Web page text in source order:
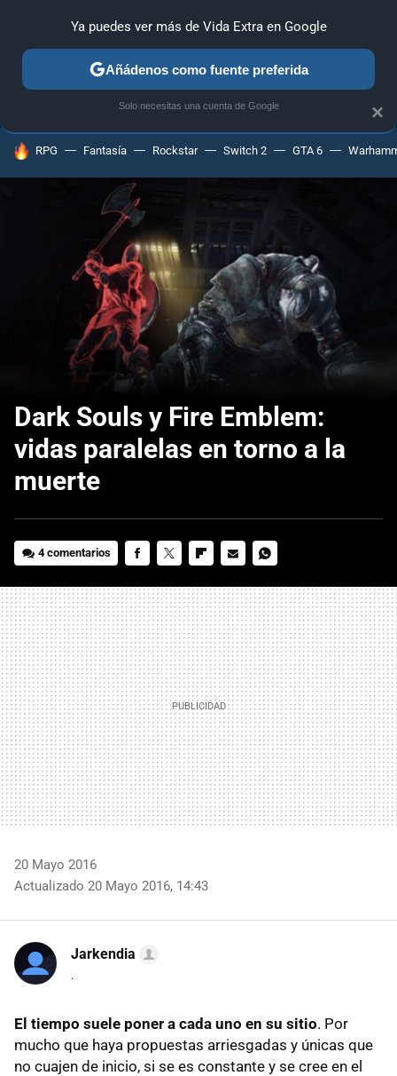
ANÁLISIS GUÍAS Y TRUCOS PC SONY NINTENDO
HOY SE HABLA DE
RPG Fantasía Rockstar Switch 2 GTA 6
Dark Souls y Fire Emblem:
vidas paralelas en torno a la
muerte
4 comentarios
MAIL
20 Mayo 2016
Actualizado 20 Mayo 2016, 14:43
Jarkendia
.
El tiempo suele poner a cada uno en su sitio. Por
mucho que haya propuestas arriesgadas y únicas que
no cuajen de inicio, si se es constante y se cree en el
×
Ya puedes ver más de Vida Extra en Google
Añádenos como fuente preferida
Solo necesitas una cuenta de Google